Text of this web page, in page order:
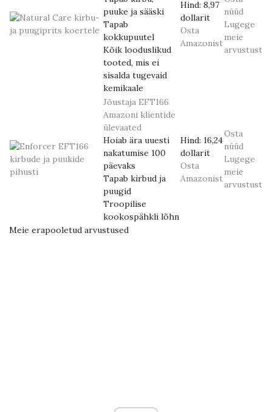
puuke ja sääski
Tapab
kokkupuutel
Kõik looduslikud
tooted, mis ei
sisalda tugevaid
kemikaale
Hind: 8,97
dollarit
Osta
Amazonist
nüüd
Lugege
meie
arvustust
Jõustaja EFT166
Amazoni klientide
ülevaated
Hoiab ära uuesti
nakatumise 100
päevaks
Tapab kirbud ja
puugid
Troopilise
kookospähkli lõhn
Hind: 16,24
dollarit
Osta
Amazonist
Osta
nüüd
Lugege
meie
arvustust
Meie erapooletud arvustused